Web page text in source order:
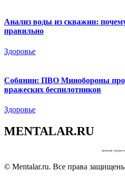
Анализ воды из скважин:
правильно
Здоровье
Собянин: ПВО Минобороны
вражеских беспилотников
Здоровье
MENTALAR.RU
женские
© Mentalar.ru. Все права